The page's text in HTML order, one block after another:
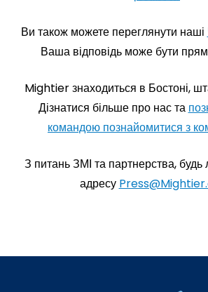
Ви також можете переглянути наші
Ваша відповідь може бути
Mightier знаходиться в Бостоні,
Дізнатися більше про нас та
командою познайомитися з
З питань ЗМІ та партнерства, будь
адресу